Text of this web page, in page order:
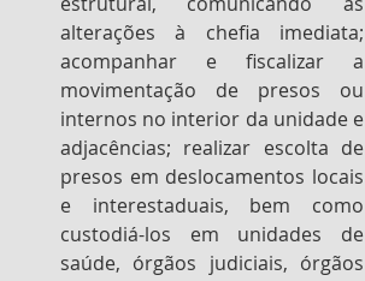
alterações à chefia imediata;
acompanhar e fiscalizar a
movimentação de presos ou
internos no interior da unidade e
adjacências; realizar escolta de
presos em deslocamentos locais
e interestaduais, bem como
custodiá-los em unidades de
saúde, órgãos judiciais, órgãos